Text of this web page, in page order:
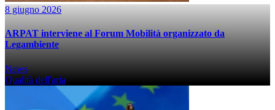
8 giugno 2026
ARPAT interviene al Forum Mobilità organizzato da
Legambiente
News
Qualità dell'aria